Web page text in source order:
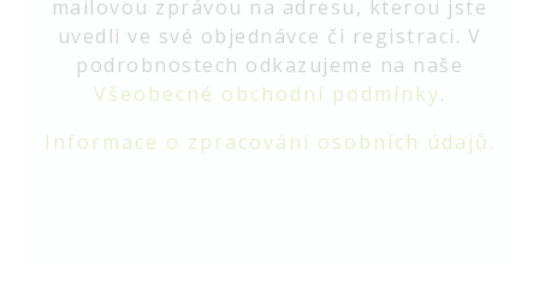
mailovou zprávou na adresu, kterou jste
uvedli ve své objednávce či registraci. V
podrobnostech odkazujeme na naše
Všeobecné obchodní podmínky.
Informace o zpracování osobních údajů.